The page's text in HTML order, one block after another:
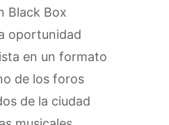
Black Box
oportunidad
en un formato
de los foros
de la ciudad